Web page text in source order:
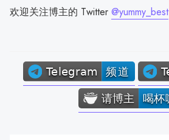
欢迎关注博主的 Twitter @yummy_best